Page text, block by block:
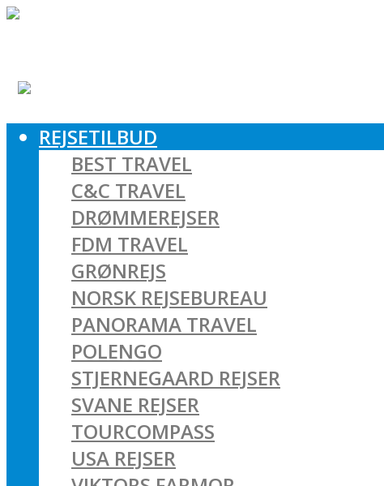
REJSETILBUD
BEST TRAVEL
C&C TRAVEL
DRØMMEREJSER
FDM TRAVEL
GRØNREJS
NORSK REJSEBUREAU
PANORAMA TRAVEL
POLENGO
STJERNEGAARD REJSER
SVANE REJSER
TOURCOMPASS
USA REJSER